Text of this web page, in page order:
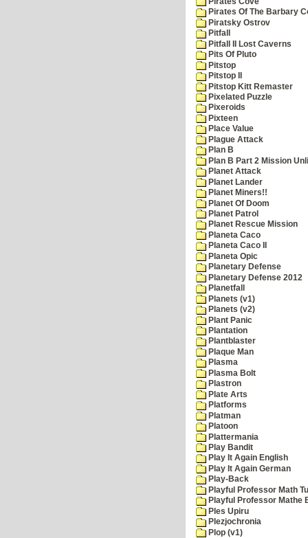
Pirates Of The Barbary
Piratsky Ostrov
Pitfall
Pitfall II Lost Caverns
Pits Of Pluto
Pitstop
Pitstop II
Pitstop Kitt Remaster
Pixelated Puzzle
Pixeroids
Pixteen
Place Value
Plague Attack
Plan B
Plan B Part 2 Mission
Planet Attack
Planet Lander
Planet Miners!!
Planet Of Doom
Planet Patrol
Planet Rescue Mission
Planeta Caco
Planeta Caco II
Planeta Opic
Planetary Defense
Planetary Defense 2012
Planetfall
Planets (v1)
Planets (v2)
Plant Panic
Plantation
Plantblaster
Plaque Man
Plasma
Plasma Bolt
Plastron
Plate Arts
Platforms
Platman
Platoon
Plattermania
Play Bandit
Play It Again English
Play It Again German
Play-Back
Playful Professor Math
Playful Professor Mathe
Ples Upiru
Plezjochronia
Plop (v1)